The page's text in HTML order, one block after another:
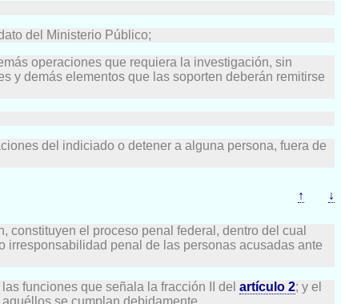
del Ministerio Público;
operaciones que requiera la investigación, sin
y demás elementos que las soporten deberán remitirse
del indiciado o detener a alguna persona, fuera de
↑ ↓
el proceso penal federal, dentro del cual
penal de las personas acusadas ante
funciones que señala la fracción II del artículo 2; y el